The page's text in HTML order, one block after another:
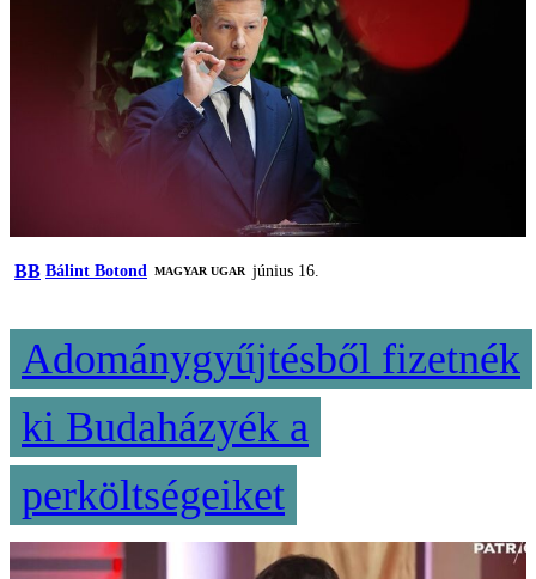
BB Bálint Botond MAGYAR UGAR június 16.
Adománygyűjtésből fizetnék
ki Budaházyék a
perköltségeiket